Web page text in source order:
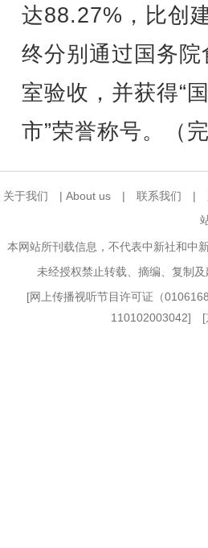
达88.27%，比创
终分别通过国务
室验收，并获得“
市”荣誉称号。（完
关于我们 | About us | 联系我们 |
本网站所刊载信息，不代表中新社和中
未经授权禁止转载、摘编、复制
[网上传播视听节目许可证（
110102003042] [